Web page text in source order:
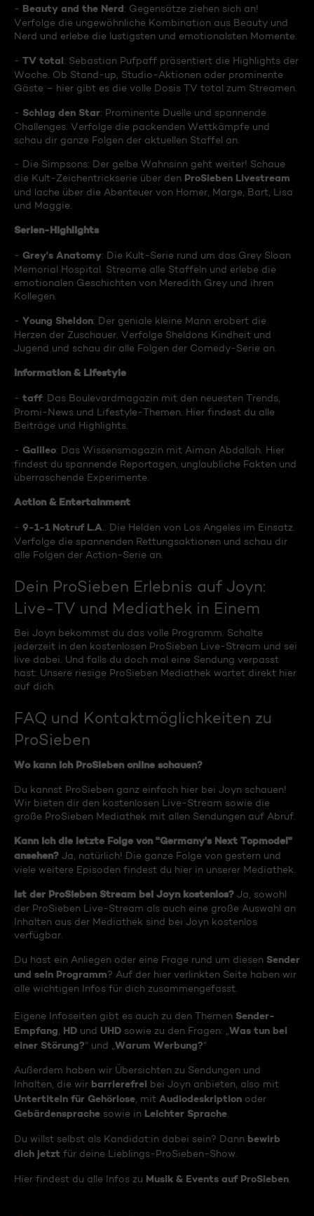
- Beauty and the Nerd: Gegensätze ziehen sich an!
Verfolge die ungewöhnliche Kombination aus Beauty und
Nerd und erlebe die lustigsten und emotionalsten Momente.
- TV total: Sebastian Pufpaff präsentiert die Highlights der
Woche. Ob Stand-up, Studio-Aktionen oder prominente
Gäste – hier gibt es die volle Dosis TV total zum Streamen.
- Schlag den Star: Prominente Duelle und spannende
Challenges. Verfolge die packenden Wettkämpfe und
schau dir ganze Folgen der aktuellen Staffel an.
- Die Simpsons: Der gelbe Wahnsinn geht weiter! Schaue
die Kult-Zeichentrickserie über den ProSieben Livestream
und lache über die Abenteuer von Homer, Marge, Bart, Lisa
und Maggie.
Serien-Highlights
- Grey's Anatomy: Die Kult-Serie rund um das Grey Sloan
Memorial Hospital. Streame alle Staffeln und erlebe die
emotionalen Geschichten von Meredith Grey und ihren
Kollegen.
- Young Sheldon: Der geniale kleine Mann erobert die
Herzen der Zuschauer. Verfolge Sheldons Kindheit und
Jugend und schau dir alle Folgen der Comedy-Serie an.
Information & Lifestyle
- taff: Das Boulevardmagazin mit den neuesten Trends,
Promi-News und Lifestyle-Themen. Hier findest du alle
Beiträge und Highlights.
- Galileo: Das Wissensmagazin mit Aiman Abdallah. Hier
findest du spannende Reportagen, unglaubliche Fakten und
überraschende Experimente.
Action & Entertainment
- 9-1-1 Notruf L.A .: Die Helden von Los Angeles im Einsatz.
Verfolge die spannenden Rettungsaktionen und schau dir
alle Folgen der Action-Serie an.
Dein ProSieben Erlebnis auf Joyn:
Live-TV und Mediathek in Einem
Bei Joyn bekommst du das volle Programm. Schalte
jederzeit in den kostenlosen ProSieben Live-Stream und sei
live dabei. Und falls du doch mal eine Sendung verpasst
hast: Unsere riesige ProSieben Mediathek wartet direkt hier
auf dich.
FAQ und Kontaktmöglichkeiten zu
ProSieben
Wo kann ich ProSieben online schauen?
Du kannst ProSieben ganz einfach hier bei Joyn schauen!
Wir bieten dir den kostenlosen Live-Stream sowie die
große ProSieben Mediathek mit allen Sendungen auf Abruf.
Kann ich die letzte Folge von "Germany's Next Topmodel"
ansehen? Ja, natürlich! Die ganze Folge von gestern und
viele weitere Episoden findest du hier in unserer Mediathek.
Ist der ProSieben Stream bei Joyn kostenlos? Ja, sowohl
der ProSieben Live-Stream als auch eine große Auswahl an
Inhalten aus der Mediathek sind bei Joyn kostenlos
verfügbar.
Du hast ein Anliegen oder eine Frage rund um diesen Sender
und sein Programm? Auf der hier verlinkten Seite haben wir
alle wichtigen Infos für dich zusammengefasst.
Eigene Infoseiten gibt es auch zu den Themen Sender-
Empfang HD und UHD sowie zu den Fragen: „ Was tun bei
einer Störung?“ und „ Warum Werbung?“
Außerdem haben wir Übersichten zu Sendungen und
Inhalten, die wir barrierefrei bei Joyn anbieten, also mit
Untertiteln für Gehörlose , mit Audiodeskription oder
Gebärdensprache sowie in Leichter Sprache
Du willst selbst als Kandidat:in dabei sein? Dann bewirb
dich jetzt für deine Lieblings-ProSieben-Show.
Hier findest du alle Infos zu Musik & Events auf ProSieben